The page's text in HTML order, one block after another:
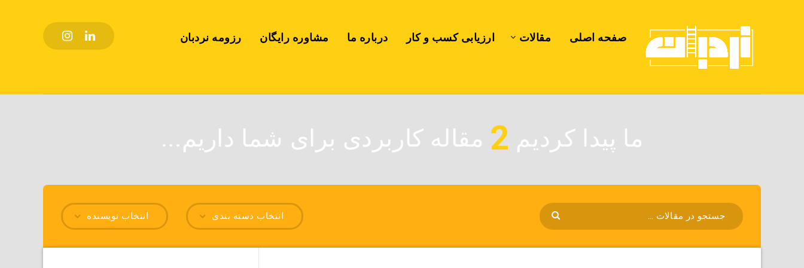
صفحه اصلی مقالات ارزیابی کسب و کار درباره ما مشاوره رایگان رزومه نردبان
ما پیدا کردیم 2 مقاله کاربردی برای شما داریم...
انتخاب نویسنده انتخاب دسته بندی